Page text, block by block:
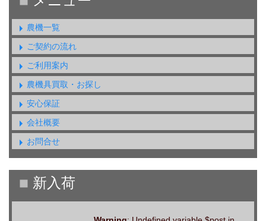
農機一覧
ご契約の流れ
ご利用案内
農機具買取・お探し
安心保証
会社概要
お問合せ